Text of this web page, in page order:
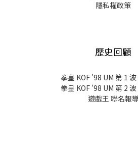
隱私權政策
歷史回顧
拳皇 KOF '98 UM 第 1
拳皇 KOF '98 UM 第 2
遊戲王 聯名報